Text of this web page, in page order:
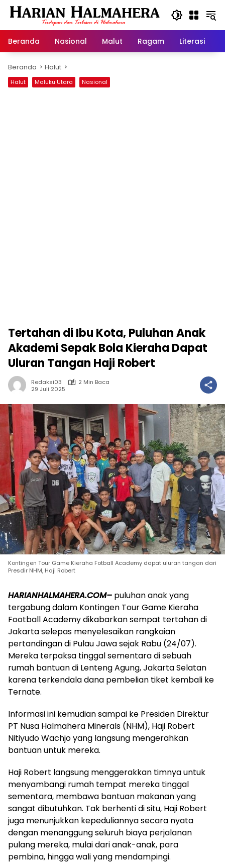
Langsung
Beranda
Nasional Malut Ragam Literasi
Beranda Halut
Halut Maluku Utara Nasional
Tertahan di Ibu Kota, Puluhan Anak
Akademi Sepak Bola Kieraha Dapat
Uluran Tangan Haji Robert
Redaksi03
2 Min Baca
29 Juli 2025
Kontingen Tour Game Kieraha Fotball Academy dapat uluran tangan dari
Presdir NHM, Haji Robert
HARIANHALMAHERA.COM– puluhan anak yang
tergabung dalam Kontingen Tour Game Kieraha
Football Academy dikabarkan sempat tertahan di
Jakarta selepas menyelesaikan rangkaian
pertandingan di Pulau Jawa sejak Rabu (24/07).
Mereka terpaksa tinggal sementara di sebuah
rumah bantuan di Lenteng Agung, Jakarta Selatan
karena terkendala dana pembelian tiket kembali ke
Ternate.
Informasi ini kemudian sampai ke Presiden Direktur
PT Nusa Halmahera Minerals (NHM), Haji Robert
Nitiyudo Wachjo yang langsung mengerahkan
bantuan untuk mereka.
Haji Robert langsung menggerakkan timnya untuk
menyambangi rumah tempat mereka tinggal
sementara, membawa bantuan makanan yang
sangat dibutuhkan. Tak berhenti di situ, Haji Robert
juga menunjukkan kepeduliannya secara nyata
dengan menanggung seluruh biaya perjalanan
pulang mereka, mulai dari anak-anak, para
pembina, hingga wali yang mendampingi.